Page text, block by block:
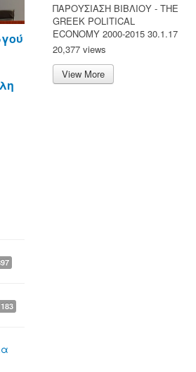
183
ΠΑΡΟΥΣΙΑΣΗ ΒΙΒΛΙΟΥ - ΤΗΕ
GREEK POLITICAL
ECONOMY 2000-2015 30.1.17
20,377 views
View More